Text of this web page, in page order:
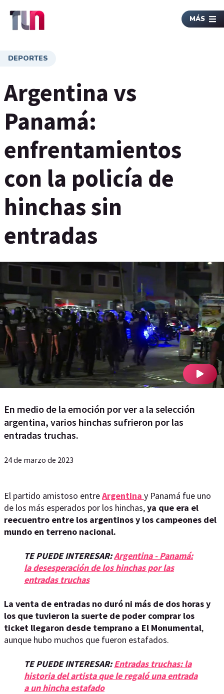
MÁS
DEPORTES
Argentina vs
Panamá:
enfrentamientos
con la policía de
hinchas sin
entradas
En medio de la emoción por ver a la selección
argentina, varios hinchas sufrieron por las
entradas truchas.
24 de marzo de 2023
El partido amistoso entreArgentina y Panamá fue uno
de los más esperados por los hinchas,ya que era el
reecuentro entre los argentinos y los campeones del
mundo en terreno nacional.
TE PUEDE INTERESAR:Argentina - Panamá:
la desesperación de los hinchas por las
entradas truchas
La venta de entradas no duró ni más de dos horas y
los que tuvieron la suerte de poder comprar los
ticket llegaron desde temprano a El Monumental,
aunque hubo muchos que fueron estafados.
TE PUEDE INTERESAR:Entradas truchas: la
historia del artista que le regaló una entrada
a un hincha estafado